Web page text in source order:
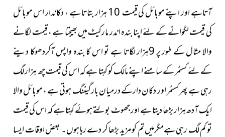
آتاہے اور اپنے موبائل کی قیمت 10 ہزار بتاتا ہے ، دکاندار اس موبائل
کی قیمت لگوانے کے لئے اپنا بندہ اندر مارکیٹ میں بھیجتا ہے ، قیمت لگانے
والا مثال کے طور پر 9ہزار لگاتا ہے تو اس کا بندہ واپس آکردھوکا دینے
کے لئے کسٹمر کے سامنے اپنے مالک کو کہتا ہے کہ اس کی قیمت چھ ہزار لگ
رہی ہے پھر کسٹمر اور دکان دارکے درمیان بارگیننگ ہوتی ہے ، موبائل والا
ایک آدھ ہزار بڑھا دیتا ہے اور جھوٹ بولتے ہوئے کہتا ہے کہ اس کی قیمت
تو کم لگ رہی ہےمگرمیں تم کو مزید بڑھا کر دے رہا ہوں۔ بعض اوقات ایسا